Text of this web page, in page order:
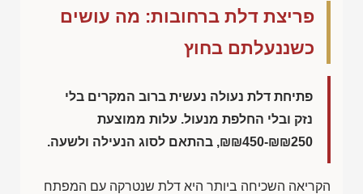
פריצת דלת ברחובות: מה עושים
כשננעלתם בחוץ
פתיחת דלת נעולה נעשית ברוב המקרים בלי
נזק ובלי החלפת מנעול. עלות ממוצעת
₪₪450-₪₪250, בהתאם לסוג הנעילה ולשעה.
הקריאה השכיחה ביותר היא דלת שנטרקה עם המפתח